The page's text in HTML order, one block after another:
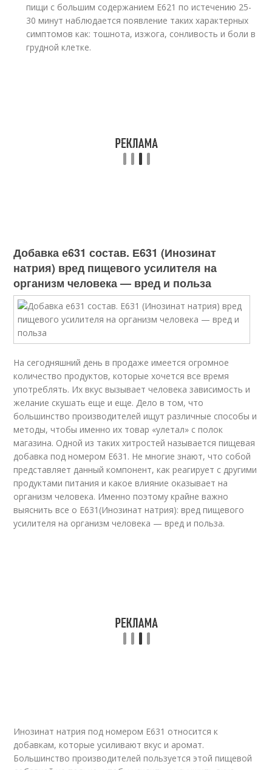
пищи с большим содержанием Е621 по истечению 25-
30 минут наблюдается появление таких характерных
симптомов как: тошнота, изжога, сонливость и боли в
грудной клетке.
Добавка е631 состав. Е631 (Инозинат
натрия) вред пищевого усилителя на
организм человека — вред и польза
На сегодняшний день в продаже имеется огромное
количество продуктов, которые хочется все время
употреблять. Их вкус вызывает человека зависимость и
желание скушать еще и еще. Дело в том, что
большинство производителей ищут различные способы и
методы, чтобы именно их товар «улетал» с полок
магазина. Одной из таких хитростей называется пищевая
добавка под номером Е631. Не многие знают, что собой
представляет данный компонент, как реагирует с другими
продуктами питания и какое влияние оказывает на
организм человека. Именно поэтому крайне важно
выяснить все о Е631(Инозинат натрия): вред пищевого
усилителя на организм человека — вред и польза.
Инозинат натрия под номером Е631 относится к
добавкам, которые усиливают вкус и аромат.
Большинство производителей пользуется этой пищевой